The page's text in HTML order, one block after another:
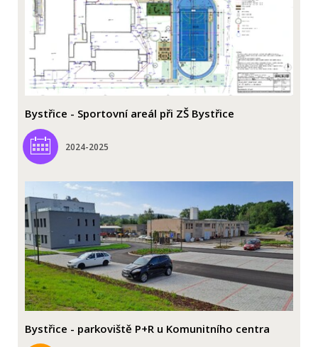
Bystřice - Sportovní areál při ZŠ Bystřice
2024-2025
Bystřice - parkoviště P+R u Komunitního centra